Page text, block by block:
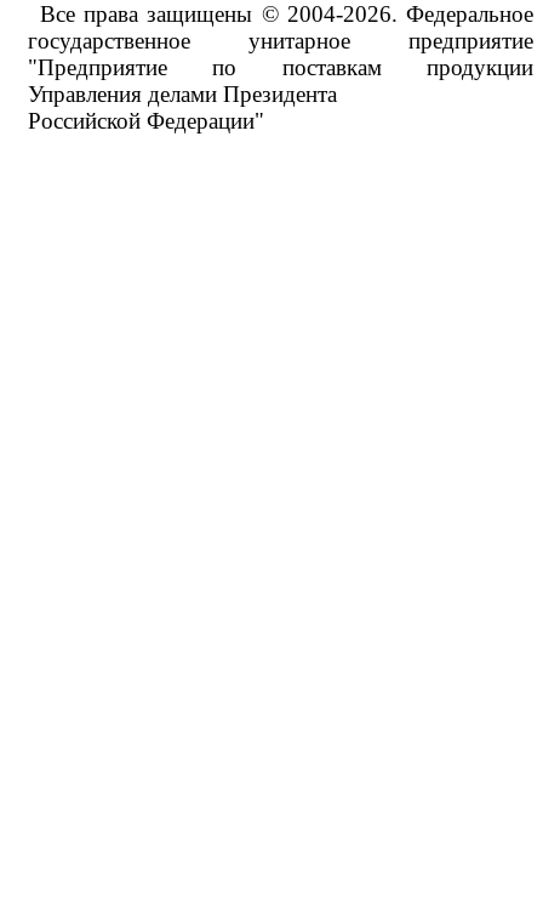
Все права защищены © 2004-2026. Федеральное
государственное унитарное предприятие
"Предприятие по поставкам продукции
Управления делами Президента
Российской Федерации"